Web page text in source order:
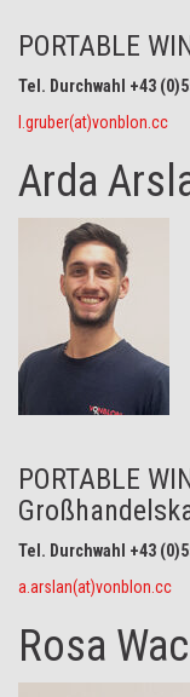
PORTABLE
Tel. Durchwahl +43
l.gruber(at)vonblon.cc
Arda
PORTABLE
Tel. Durchwahl +43
a.arslan(at)vonblon.cc
Rosa